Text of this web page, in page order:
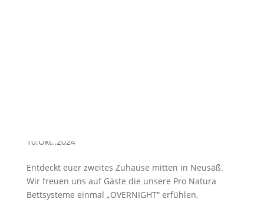
10.Okt..2024
Entdeckt euer zweites Zuhause mitten in Neusäß.
Wir freuen uns auf Gäste die unsere Pro Natura
Bettsysteme einmal „OVERNIGHT“ erfühlen,